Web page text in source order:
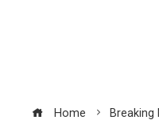
Home
Breaking